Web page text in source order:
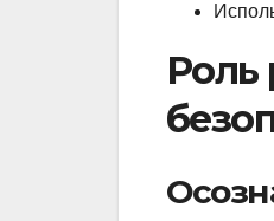
Роль